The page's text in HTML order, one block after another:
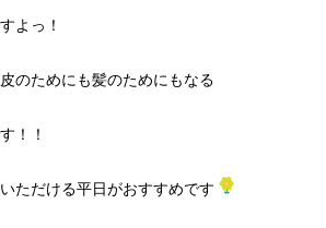
よっ！
のためにも髪のためにもなる
！！
ただける平日がおすすめです